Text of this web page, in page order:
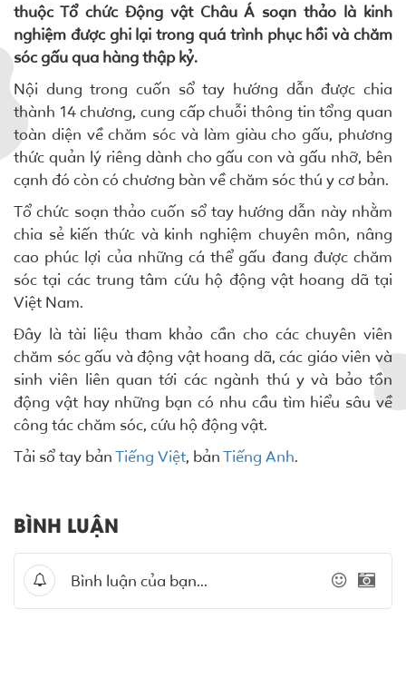
thuộc Tổ chức Động vật Châu Á soạn thảo là kinh
nghiệm được ghi lại trong quá trình phục hồi và chăm
sóc gấu qua hàng thập kỷ.
Nội dung trong cuốn sổ tay hướng dẫn được chia
thành 14 chương, cung cấp chuỗi thông tin tổng quan
toàn diện về chăm sóc và làm giàu cho gấu, phương
thức quản lý riêng dành cho gấu con và gấu nhỡ, bên
cạnh đó còn có chương bàn về chăm sóc thú y cơ bản.
Tổ chức soạn thảo cuốn sổ tay hướng dẫn này nhằm
chia sẻ kiến thức và kinh nghiệm chuyên môn, nâng
cao phúc lợi của những cá thể gấu đang được chăm
sóc tại các trung tâm cứu hộ động vật hoang dã tại
Việt Nam.
Đây là tài liệu tham khảo cần cho các chuyên viên
chăm sóc gấu và động vật hoang dã, các giáo viên và
sinh viên liên quan tới các ngành thú y và bảo tồn
động vật hay những bạn có nhu cầu tìm hiểu sâu về
công tác chăm sóc, cứu hộ động vật.
Tải sổ tay bảnTiếng Việt, bảnTiếng Anh.
BÌNH LUẬN